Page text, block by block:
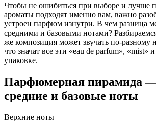
Чтобы не ошибиться при выборе и лучше
ароматы подходят именно вам, важно
устроен парфюм изнутри. В чем разница
средними и базовыми нотами?
же композиция может звучать по-разному
что значат все эти «eau de parfum», «mist»
упаковке.
Парфюмерная пирамида —
средние и базовые ноты
Верхние ноты